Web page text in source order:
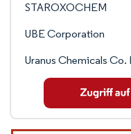
STAROXOCHEM
UBE Corporation
Uranus Chemicals Co.